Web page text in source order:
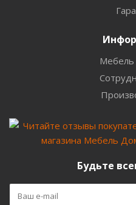
Мебель
Будьте